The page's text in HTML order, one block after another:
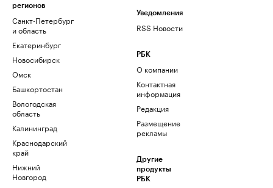
регионов
Санкт-Петербург
и область
Екатеринбург
Новосибирск
Омск
Башкортостан
Вологодская
область
Калининград
Краснодарский
край
Нижний
Новгород
Уведомления
RSS Новости
РБК
О компании
Контактная
информация
Редакция
Размещение
рекламы
Другие
продукты
РБК